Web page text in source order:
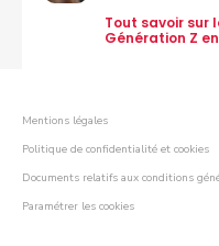
Tout savoir sur
Génération Z
Mentions légales
Politique de confidentialité et cookies
Documents relatifs aux conditions
Paramétrer les cookies